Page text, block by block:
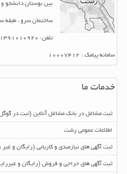
بین بوستان دانشجو و
ساختمان سرو ، طبقه سوم
تلفن: 01391010920 داخلی 1
سامانه پیامک : 10007412
خدمات ما
ثبت مشاغل در بانک مشاغل آنلاین (ثبت در گوگل)
اطلاعات عمومی رشت
ثبت آگهی های نیازمندی و کاریابی (رایگان و غیر
ثبت آگهی های حراجی و فروش (رایگان و